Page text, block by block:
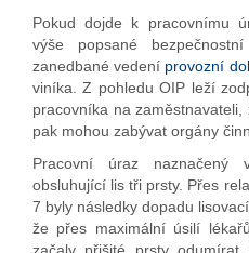
Pokud dojde k pracovnímu
výše popsané
zanedbané vedení provozní
viníka. Z pohledu OIP leží
pracovníka na
pak mohou zabývat orgány
Pracovní úraz
obsluhující lis tři prsty. Přes
7 byly následky dopadu
že přes maximální úsilí